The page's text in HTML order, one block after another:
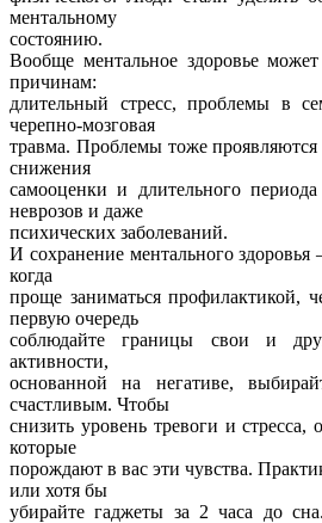
ментальному
состоянию.
Вообще ментальное здоровье
причинам:
длительный стресс, проблемы в
черепно-мозговая
травма. Проблемы тоже проявляются
снижения
самооценки и длительного
неврозов и даже
психических заболеваний.
И сохранение ментального здоровья
когда
проще заниматься профилактикой,
первую очередь
соблюдайте границы свои и
активности,
основанной на негативе,
счастливым. Чтобы
снизить уровень тревоги и стресса,
которые
порождают в вас эти чувства.
или хотя бы
убирайте гаджеты за 2 часа до